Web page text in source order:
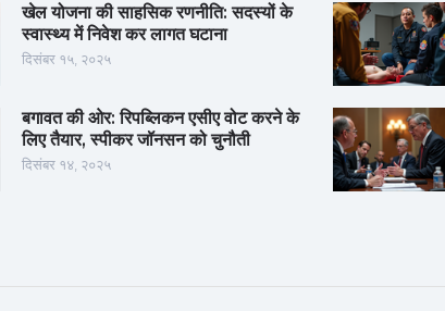
खेल योजना की साहसिक रणनीति: सदस्यों के
स्वास्थ्य में निवेश कर लागत घटाना
दिसंबर १५, २०२५
बगावत की ओर: रिपब्लिकन एसीए वोट करने के
लिए तैयार, स्पीकर जॉनसन को चुनौती
दिसंबर १४, २०२५